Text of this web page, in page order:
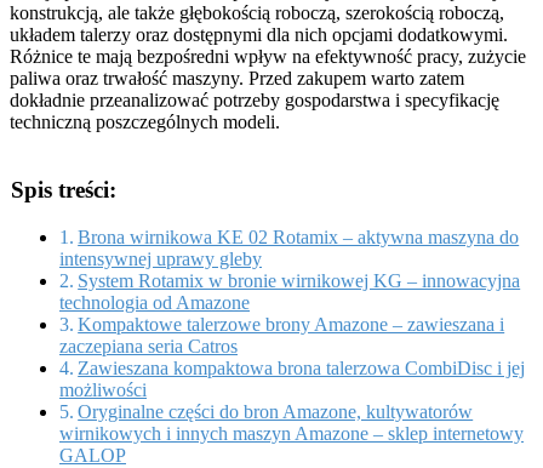
konstrukcją, ale także głębokością roboczą, szerokością roboczą,
układem talerzy oraz dostępnymi dla nich opcjami dodatkowymi.
Różnice te mają bezpośredni wpływ na efektywność pracy, zużycie
paliwa oraz trwałość maszyny. Przed zakupem warto zatem
dokładnie przeanalizować potrzeby gospodarstwa i specyfikację
techniczną poszczególnych modeli.
Spis treści:
Brona wirnikowa KE 02 Rotamix – aktywna maszyna do
intensywnej uprawy gleby
System Rotamix w bronie wirnikowej KG – innowacyjna
technologia od Amazone
Kompaktowe talerzowe brony Amazone – zawieszana i
zaczepiana seria Catros
Zawieszana kompaktowa brona talerzowa CombiDisc i jej
możliwości
Oryginalne części do bron Amazone, kultywatorów
wirnikowych i innych maszyn Amazone – sklep internetowy
GALOP